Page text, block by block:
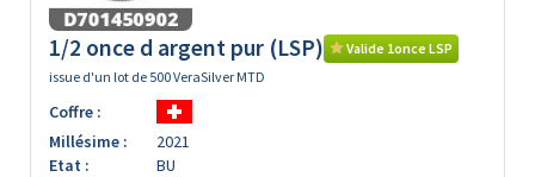
1/2 once d argent pur (LSP)
Valide 1once LSP
issue d'un lot de 500 VeraSilver MTD
Coffre :
Millésime :
2021
Etat :
BU